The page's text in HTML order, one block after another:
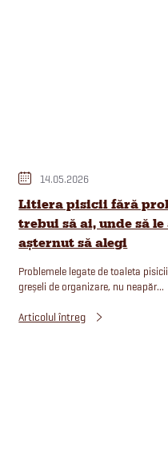
14.05.2026
Litiera pisicii fără
trebui să ai, unde să
așternut să alegi
Problemele legate de toaleta
greșeli de organizare, nu neapăr...
Articolul întreg